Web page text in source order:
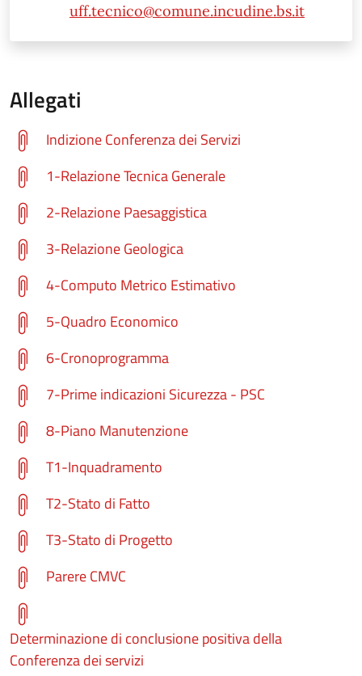
uff.tecnico@comune.incudine.bs.it
Allegati
Indizione Conferenza dei Servizi
1-Relazione Tecnica Generale
2-Relazione Paesaggistica
3-Relazione Geologica
4-Computo Metrico Estimativo
5-Quadro Economico
6-Cronoprogramma
7-Prime indicazioni Sicurezza - PSC
8-Piano Manutenzione
T1-Inquadramento
T2-Stato di Fatto
T3-Stato di Progetto
Parere CMVC
Determinazione di conclusione positiva della
Conferenza dei servizi